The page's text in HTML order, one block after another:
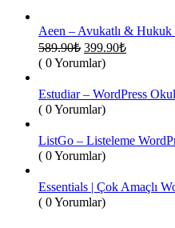
Aeen – Avukatlı & Hukuk
589.90₺ Orijinal
fiyat:
399.90₺Şu
399.90₺.
( 0 Yorumlar)
Estudiar – WordPress Okul
( 0 Yorumlar)
ListGo – Listeleme
( 0 Yorumlar)
Essentials | Çok Amaçlı
( 0 Yorumlar)